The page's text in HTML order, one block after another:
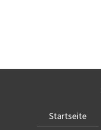
Startseite